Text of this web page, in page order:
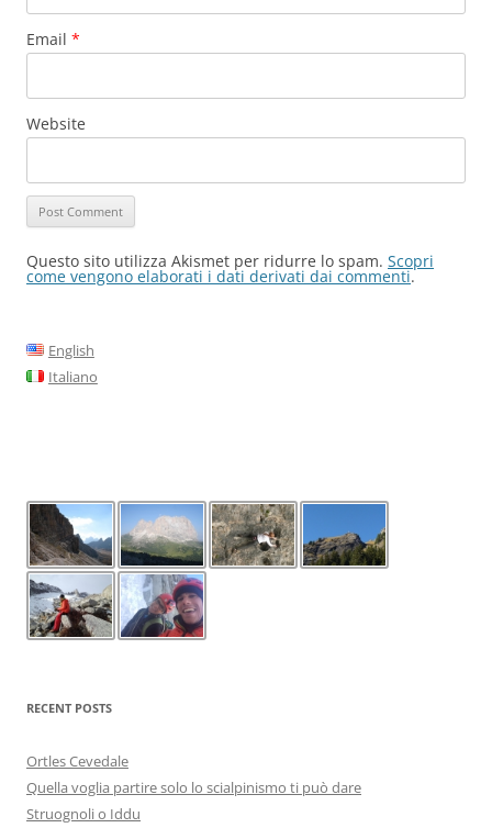
Email *
Website
Questo sito utilizza Akismet per ridurre lo spam. Scopri
come vengono elaborati i dati derivati dai commenti.
English
Italiano
RECENT POSTS
Ortles Cevedale
Quella voglia partire solo lo scialpinismo ti può dare
Struognoli o Iddu